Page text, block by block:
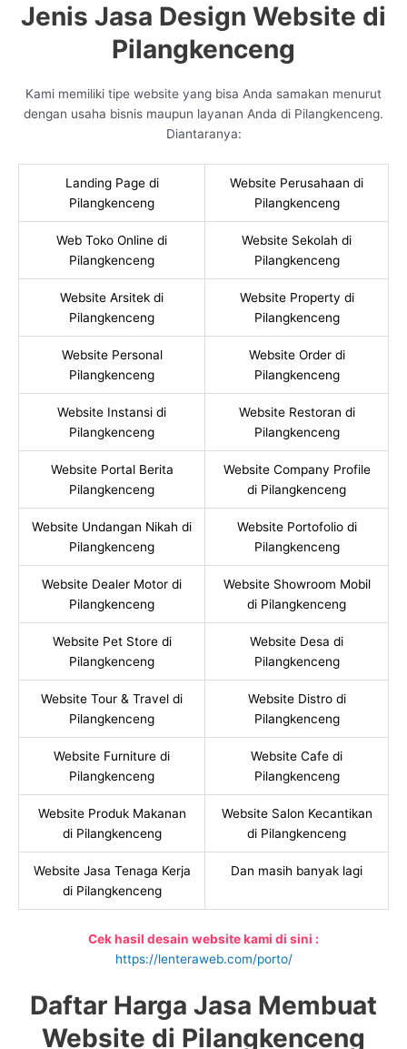
Jenis Jasa Design Website di
Pilangkenceng
Kami memiliki tipe website yang bisa Anda samakan menurut
dengan usaha bisnis maupun layanan Anda di Pilangkenceng.
Diantaranya:
Landing Page di
Pilangkenceng
Website Perusahaan di
Pilangkenceng
Web Toko Online di
Pilangkenceng
Website Sekolah di
Pilangkenceng
Website Arsitek di
Pilangkenceng
Website Property di
Pilangkenceng
Website Personal
Pilangkenceng
Website Order di
Pilangkenceng
Website Instansi di
Pilangkenceng
Website Restoran di
Pilangkenceng
Website Portal Berita
Pilangkenceng
Website Company Profile
di Pilangkenceng
Website Undangan Nikah di
Pilangkenceng
Website Portofolio di
Pilangkenceng
Website Dealer Motor di
Pilangkenceng
Website Showroom Mobil
di Pilangkenceng
Website Pet Store di
Pilangkenceng
Website Desa di
Pilangkenceng
Website Tour & Travel di
Pilangkenceng
Website Distro di
Pilangkenceng
Website Furniture di
Pilangkenceng
Website Cafe di
Pilangkenceng
Website Produk Makanan
di Pilangkenceng
Website Salon Kecantikan
di Pilangkenceng
Website Jasa Tenaga Kerja
di Pilangkenceng
Dan masih banyak lagi
Cek hasil desain website kami di sini :
https://lenteraweb.com/porto/
Daftar Harga Jasa Membuat
Website di Pilangkenceng